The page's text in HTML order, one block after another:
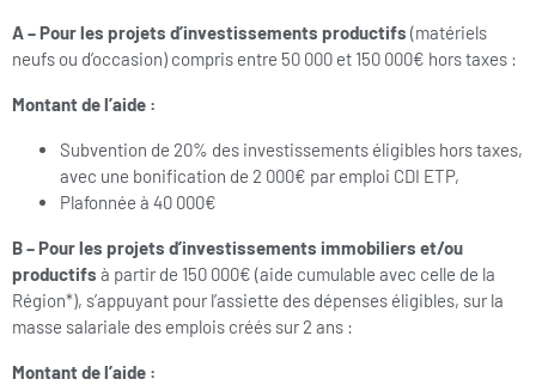
A – Pour les projets d’investissements productifs (matériels
neufs ou d’occasion) compris entre 50 000 et 150 000€ hors taxes :
Montant de l’aide :
Subvention de 20% des investissements éligibles hors taxes,
avec une bonification de 2 000€ par emploi CDI ETP,
Plafonnée à 40 000€
B – Pour les projets d’investissements immobiliers et/ou
productifs à partir de 150 000€ (aide cumulable avec celle de la
Région*), s’appuyant pour l’assiette des dépenses éligibles, sur la
masse salariale des emplois créés sur 2 ans :
Montant de l’aide :